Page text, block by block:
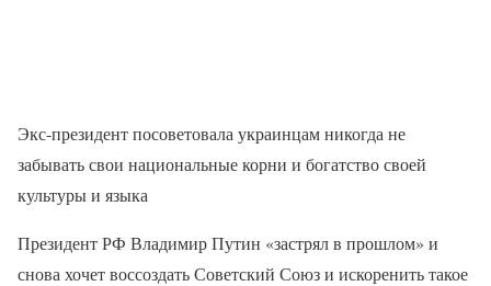
Экс-президент посоветовала украинцам никогда не
забывать свои национальные корни и богатство своей
культуры и языка
Президент РФ Владимир Путин «застрял в прошлом» и
снова хочет воссоздать Советский Союз и искоренить такое